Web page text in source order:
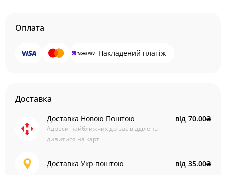
Оплата
Накладений платіж
Доставка
Доставка Новою Поштою
Адреси найближчих до вас відділень
дивитися на карті
від 70.00₴
Доставка Укр поштою від 35.00₴